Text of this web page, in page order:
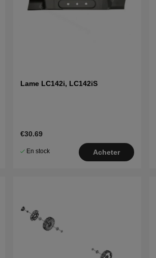
Lame LC142i, LC142iS
€30.69
En stock Acheter